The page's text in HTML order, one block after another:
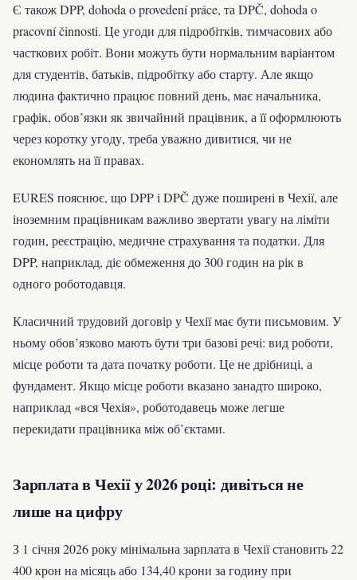
Є також DPP, dohoda o provedení práce, та DPČ, dohoda o
pracovní činnosti. Це угоди для підробітків, тимчасових або
часткових робіт. Вони можуть бути нормальним варіантом
для студентів, батьків, підробітку або старту. Але якщо
людина фактично працює повний день, має начальника,
графік, обов’язки як звичайний працівник, а її оформлюють
через коротку угоду, треба уважно дивитися, чи не
економлять на її правах.
EURES пояснює, що DPP і DPČ дуже поширені в Чехії, але
іноземним працівникам важливо звертати увагу на ліміти
годин, реєстрацію, медичне страхування та податки. Для
DPP, наприклад, діє обмеження до 300 годин на рік в
одного роботодавця.
Класичний трудовий договір у Чехії має бути письмовим. У
ньому обов’язково мають бути три базові речі: вид роботи,
місце роботи та дата початку роботи. Це не дрібниці, а
фундамент. Якщо місце роботи вказано занадто широко,
наприклад «вся Чехія», роботодавець може легше
перекидати працівника між об’єктами.
Зарплата в Чехії у 2026 році: дивіться не
лише на цифру
З 1 січня 2026 року мінімальна зарплата в Чехії становить 22
400 крон на місяць або 134,40 крони за годину при